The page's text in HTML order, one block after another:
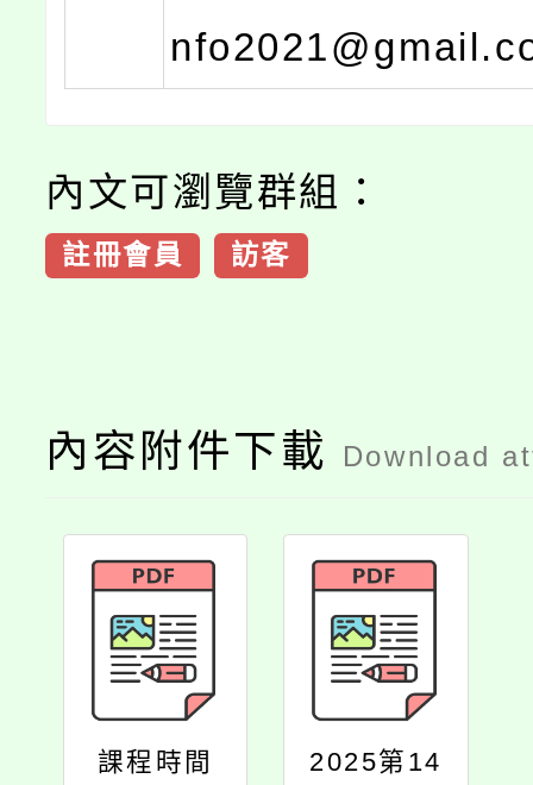
內文可瀏覽群組：
註冊會員 訪客
內容附件下載 Download
課程時間
2025第14